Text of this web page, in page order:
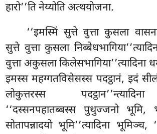
हारो’’ति नेय्योति अत्थयोजना.
‘‘इमस्मिं सुत्ते वुत्ता कुसला
सुत्ते वुत्ता कुसला
वुत्ता अकुसला किलेसभागिया’’त्यादिना
इमस्स महग्गतविसेसस्स पदट्ठानं, इदं
लोकुत्तरस्स
‘‘दस्सनपहातब्बस्स पुथुज्जनो भूमि,
सोतापन्नादयो भूमि’’त्यादिना भूमिञ्च,